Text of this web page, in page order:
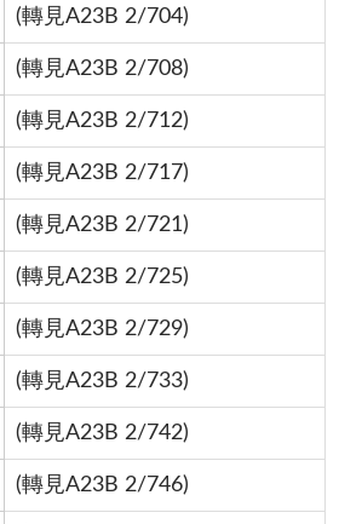
(轉見A23B 2/704)
(轉見A23B 2/708)
(轉見A23B 2/712)
(轉見A23B 2/717)
(轉見A23B 2/721)
(轉見A23B 2/725)
(轉見A23B 2/729)
(轉見A23B 2/733)
(轉見A23B 2/742)
(轉見A23B 2/746)